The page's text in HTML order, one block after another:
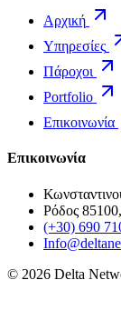
Αρχική
Υπηρεσίες
Πάροχοι
Portfolio
Επικοινωνία
Επικοινωνία
Ρόδος
(+30) 690
© 2026 Delta